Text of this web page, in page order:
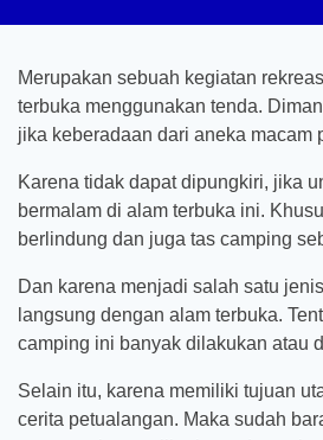
Merupakan sebuah kegiatan
terbuka menggunakan tenda.
jika keberadaan dari aneka macam
Karena tidak dapat dipungkiri, jika
bermalam di alam terbuka ini.
berlindung dan juga tas camping
Dan karena menjadi salah satu
langsung dengan alam terbuka.
camping ini banyak dilakukan atau
Selain itu, karena memiliki tujuan
cerita petualangan. Maka sudah